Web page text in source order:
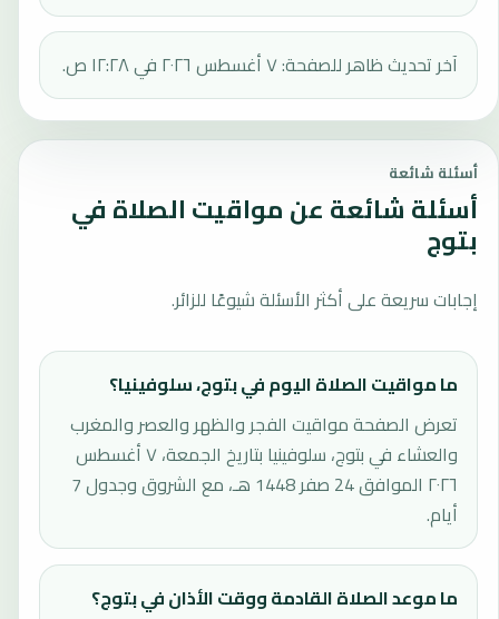
آخر تحديث ظاهر للصفحة: ٧ أغسطس ٢٠٢٦ في ١٢:٢٨ ص.
أسئلة شائعة
أسئلة شائعة عن مواقيت الصلاة في
بتوج
إجابات سريعة على أكثر الأسئلة شيوعًا للزائر.
ما مواقيت الصلاة اليوم في بتوج، سلوفينيا؟
تعرض الصفحة مواقيت الفجر والظهر والعصر والمغرب
والعشاء في بتوج، سلوفينيا بتاريخ الجمعة، ٧ أغسطس
٢٠٢٦ الموافق 24 صفر 1448 هـ، مع الشروق وجدول 7
أيام.
ما موعد الصلاة القادمة ووقت الأذان في بتوج؟